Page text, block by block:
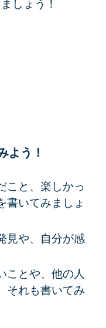
しょう！
よう！
こと、楽しかっ
書いてみましょ
見や、自分が感
ことや、他の人
それも書いてみ